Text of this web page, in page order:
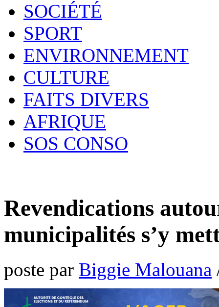
SOCIÉTÉ
SPORT
ENVIRONNEMENT
CULTURE
FAITS DIVERS
AFRIQUE
SOS CONSO
Revendications
municipalités s’y
poste par Biggie Malouana